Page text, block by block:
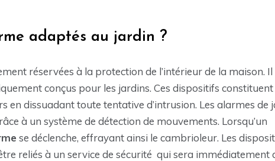
adaptés au jardin ?
réservées à la protection de l’intérieur de la maison. Il
conçus pour les jardins. Ces dispositifs
en dissuadant toute tentative d’intrusion. Les alarmes de
à un système de détection de mouvements. Lorsqu’un
se déclenche, effrayant ainsi le cambrioleur. Les
reliés à un service de sécurité qui sera immédiatement